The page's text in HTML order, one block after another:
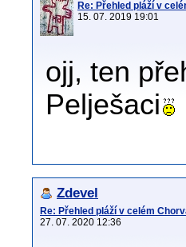
Re: Přehled pláží v
15. 07. 2019 19:01
ojj, ten
Pelješaci
Zdevel
Re: Přehled pláží v celém
27. 07. 2020 12:36